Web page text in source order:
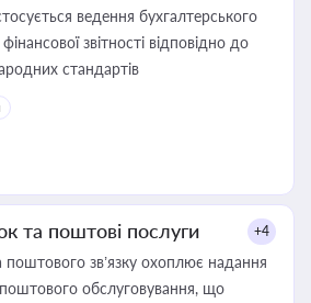
ведення бухгалтерського
звітності відповідно до
стандартів
та поштові послуги +4
зв’язку охоплює надання
обслуговування, що